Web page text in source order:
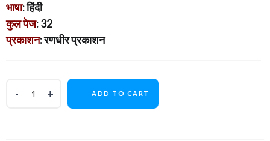
भाषा: हिंदी
कुल पेज: 32
प्रकाशन: रणधीर प्रकाशन
ADD TO CART